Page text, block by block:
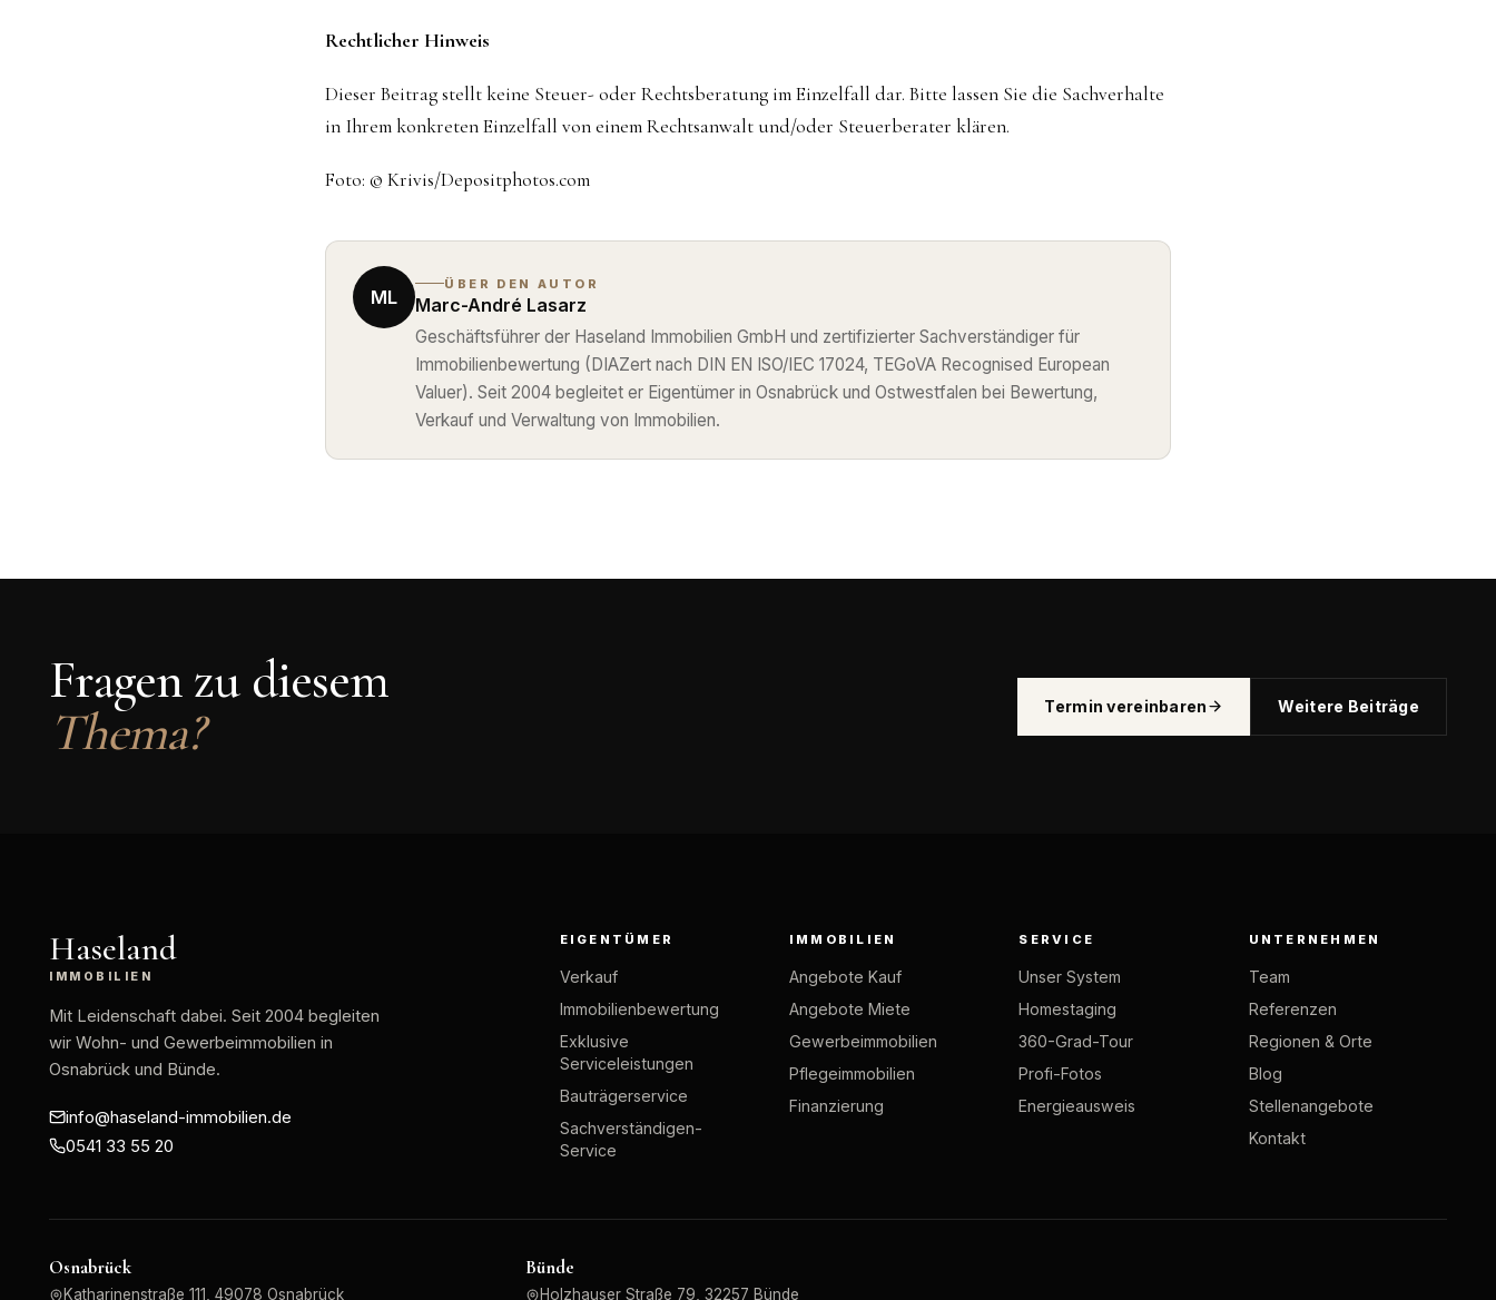
Rechtlicher Hinweis
Dieser Beitrag stellt keine Steuer- oder Rechtsberatung im Einzelfall dar. Bitte lassen Sie die Sachverhalte
in Ihrem konkreten Einzelfall von einem Rechtsanwalt und/oder Steuerberater klären.
Foto: © Krivis/Depositphotos.com
ML
ÜBER DEN AUTOR
Marc-André Lasarz
Geschäftsführer der Haseland Immobilien GmbH und zertifizierter Sachverständiger für
Immobilienbewertung (DIAZert nach DIN EN ISO/IEC 17024, TEGoVA Recognised European
Valuer). Seit 2004 begleitet er Eigentümer in Osnabrück und Ostwestfalen bei Bewertung,
Verkauf und Verwaltung von Immobilien.
Fragen zu diesem
Thema?
Termin vereinbaren Weitere Beiträge
Haseland
IMMOBILIEN
Mit Leidenschaft dabei. Seit 2004 begleiten
wir Wohn- und Gewerbeimmobilien in
Osnabrück und Bünde.
info@haseland-immobilien.de
0541 33 55 20
EIGENTÜMER
Verkauf
Immobilienbewertung
Exklusive
Serviceleistungen
Bauträgerservice
Sachverständigen-
Service
IMMOBILIEN
Angebote Kauf
Angebote Miete
Gewerbeimmobilien
Pflegeimmobilien
Finanzierung
SERVICE
Unser System
Homestaging
360-Grad-Tour
Profi-Fotos
Energieausweis
UNTERNEHMEN
Team
Referenzen
Regionen & Orte
Blog
Stellenangebote
Kontakt
Osnabrück
Katharinenstraße 111, 49078 Osnabrück
Bünde
Holzhauser Straße 79, 32257 Bünde